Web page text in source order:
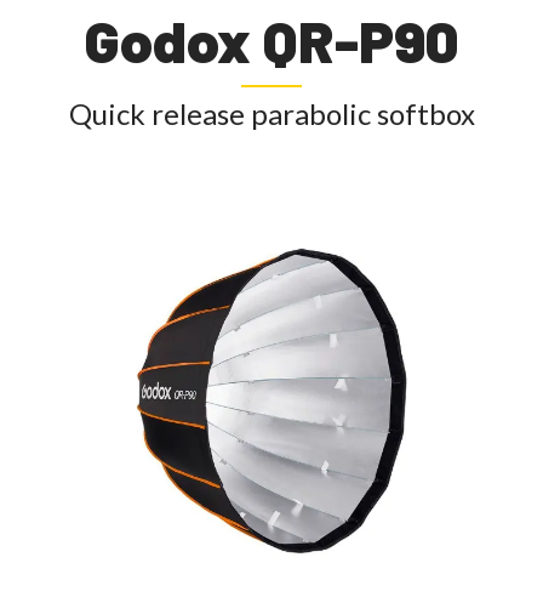
Godox QR-P90
Quick release parabolic softbox